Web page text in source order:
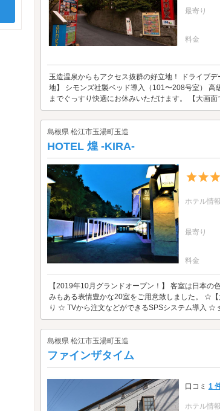
最寄り
料金
玉造温泉からもアクセス抜群の好立地！ ドライブ
地】 シモンズ社製ベッド導入（101〜208号室） 高
までぐっすり快適にお休みいただけます。 【大画
島根県 松江市玉湯町玉造
HOTEL 煌 -KIRA-
ホテル情報
最寄り
料金
【2019年10月グランドオープン！】 客室は日本
みもある表情豊かな20室をご用意致しました。 ☆
り ☆ TVから注文などができるSPSシステム導入 ☆
島根県 松江市玉湯町玉造
ファインザタイム
口コミ 1
ホテル情報